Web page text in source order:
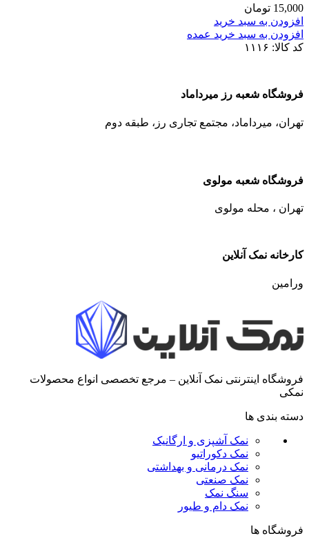
15,000 تومان
افزودن به سبد خرید
افزودن به سبد خرید عمده
کد کالا: ۱۱۱۶
فروشگاه شعبه رز میرداماد
تهران، میرداماد، مجتمع تجاری رز،‌ طبقه دوم
فروشگاه شعبه مولوی
تهران ، محله مولوی
کارخانه نمک آنلاین
ورامین
فروشگاه اینترنتی نمک آنلاین – مرجع تخصصی انواع محصولات
نمکی
دسته بندی ها
نمک آشپزی و ارگانیک
نمک دکوراتیو
نمک درمانی و بهداشتی
نمک صنعتی
سنگ نمک
نمک دام و طیور
فروشگاه ها